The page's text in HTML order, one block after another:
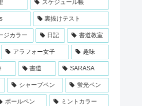
スケジュール帳
裏抜けテスト
ジカラー 日記 書道教室
アラフォー女子 趣味
書道 SARASA
シャープペン 蛍光ペン
ボールペン ミントカラー